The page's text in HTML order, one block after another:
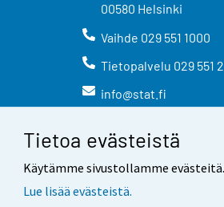
Tietoa evästeistä
Käytämme sivustollamme
Lue lisää evästeistä.
00580 Helsinki
Vaihde 029 551 1000
Tietopalvelu 029 551
info@stat.fi